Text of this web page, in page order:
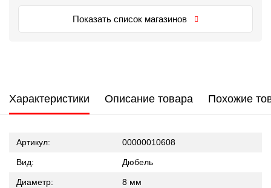
Показать список магазинов
Характеристики Описание товара Похожие
Артикул: 00000010608
Вид: Дюбель
Диаметр: 8 мм